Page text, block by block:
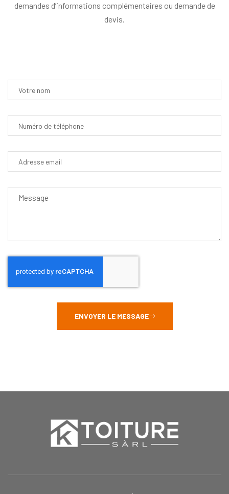
demandes d’informations complémentaires ou demande de
devis.
ENVOYER LE MESSAGE